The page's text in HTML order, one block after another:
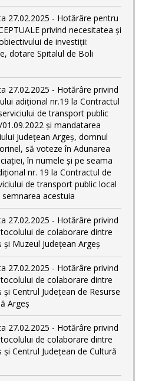
27.02.2025 - Hotărâre pentru
privind necesitatea și
de investiții:
dotare Spitalul de Boli
27.02.2025 - Hotărâre privind
adițional nr.19 la Contractul
de transport public
și mandatarea
Județean Argeș, domnul
să voteze în Adunarea
în numele și pe seama
nr. 19 la Contractul de
de transport public local
acestuia
27.02.2025 - Hotărâre privind
de colaborare dintre
și Muzeul Județean Argeș
27.02.2025 - Hotărâre privind
de colaborare dintre
și Centrul Județean de Resurse
Argeș
27.02.2025 - Hotărâre privind
de colaborare dintre
și Centrul Județean de Cultură